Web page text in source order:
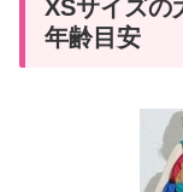
XSサイズの
年齢目安